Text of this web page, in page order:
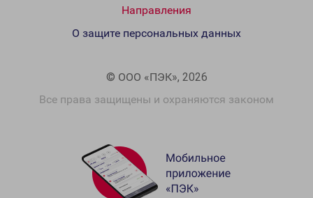
Направления
© ООО «ПЭК», 2026
Все права защищены и охраняются законом
О защите персональных данных